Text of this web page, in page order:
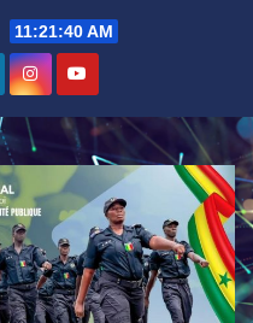
11:21:40 AM